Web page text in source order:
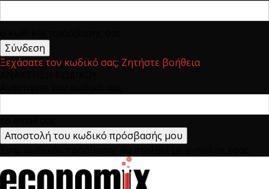
Ξεχάσατε τον κωδικό σας; Ζητήστε βοήθεια